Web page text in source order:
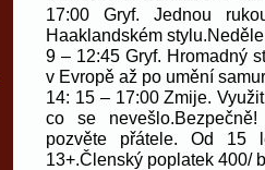
17:00 Gryf. Jednou
Haaklandském
9 – 12:45 Gryf. Hromadný
v Evropě až po umění
14: 15 – 17:00 Zmije.
co se
pozvěte přátele. Od 15
13+.Členský poplatek 400/